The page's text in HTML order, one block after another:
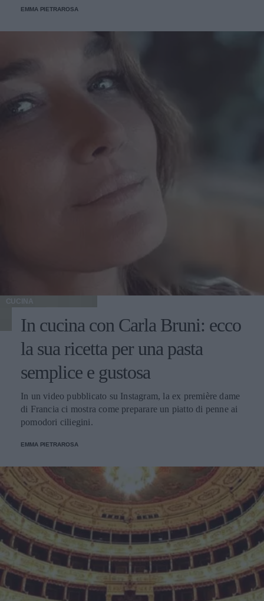
EMMA PIETRAROSA
CUCINA
In cucina con Carla Bruni: ecco
la sua ricetta per una pasta
semplice e gustosa
In un video pubblicato su Instagram, la ex première dame
di Francia ci mostra come preparare un piatto di penne ai
pomodori ciliegini.
EMMA PIETRAROSA